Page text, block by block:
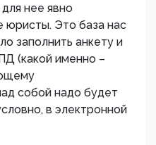
нее явно
юристы. Это база нас
заполнить анкету и
(какой именно –
собой надо будет
в электронной